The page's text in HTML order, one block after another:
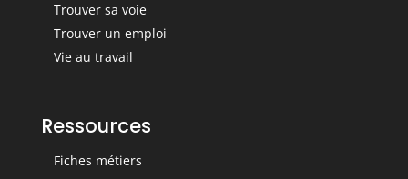
Trouver sa voie
Trouver un emploi
Vie au travail
Ressources
Fiches métiers